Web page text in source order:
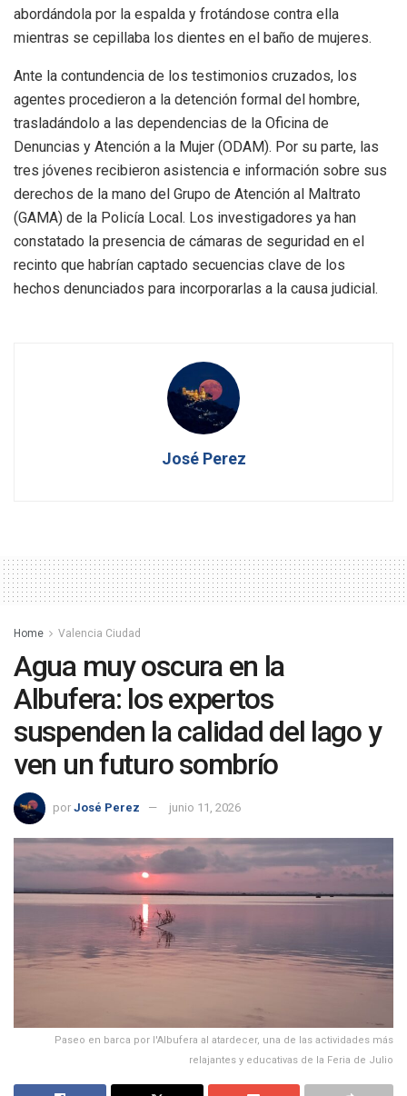
abordándola por la espalda y frotándose contra ella
mientras se cepillaba los dientes en el baño de mujeres.
Ante la contundencia de los testimonios cruzados, los
agentes procedieron a la detención formal del hombre,
trasladándolo a las dependencias de la Oficina de
Denuncias y Atención a la Mujer (ODAM). Por su parte, las
tres jóvenes recibieron asistencia e información sobre sus
derechos de la mano del Grupo de Atención al Maltrato
(GAMA) de la Policía Local. Los investigadores ya han
constatado la presencia de cámaras de seguridad en el
recinto que habrían captado secuencias clave de los
hechos denunciados para incorporarlas a la causa judicial.
José Perez
Home Valencia Ciudad
Agua muy oscura en la
Albufera: los expertos
suspenden la calidad del lago y
ven un futuro sombrío
por José Perez junio 11, 2026
Paseo en barca por l'Albufera al atardecer, una de las actividades más
relajantes y educativas de la Feria de Julio